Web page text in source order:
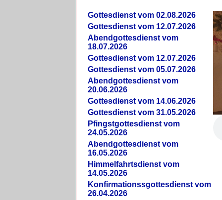
Gottesdienst vom 02.08.2026
Gottesdienst vom 12.07.2026
Abendgottesdienst vom
18.07.2026
Gottesdienst vom 12.07.2026
Gottesdienst vom 05.07.2026
Abendgottesdienst vom
20.06.2026
Gottesdienst vom 14.06.2026
Gottesdienst vom 31.05.2026
Pfingstgottesdienst vom
24.05.2026
Abendgottesdienst vom
16.05.2026
Himmelfahrtsdienst vom
14.05.2026
Konfirmationssgottesdienst vom
26.04.2026